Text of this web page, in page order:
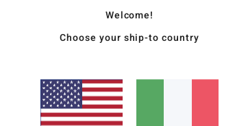
Welcome!
Choose your ship-to country